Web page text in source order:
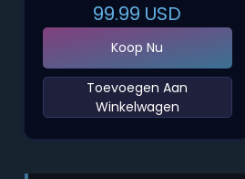
99.99 USD
Koop Nu
‌Toevoegen Aan
Winkelwagen‌